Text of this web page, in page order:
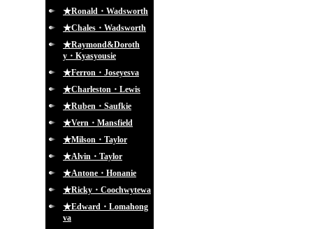
★Ronald・Wadsworth
★Chales・Wadsworth
★Raymond&Doroth
y・Kyasyousie
★Ferron・Joseyesva
★Charleston・Lewis
★Ruben・Saufkie
★Vern・Mansfield
★Milson・Taylor
★Alvin・Taylor
★Antone・Honanie
★Ricky・Coochwytewa
★Edward・Lomahong
va